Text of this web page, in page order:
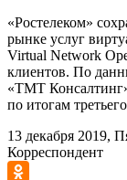
«Ростелеком»
рынке услуг
Virtual Network
клиентов. По
«ТМТ
по итогам
13 декабря 2019,
Корреспондент